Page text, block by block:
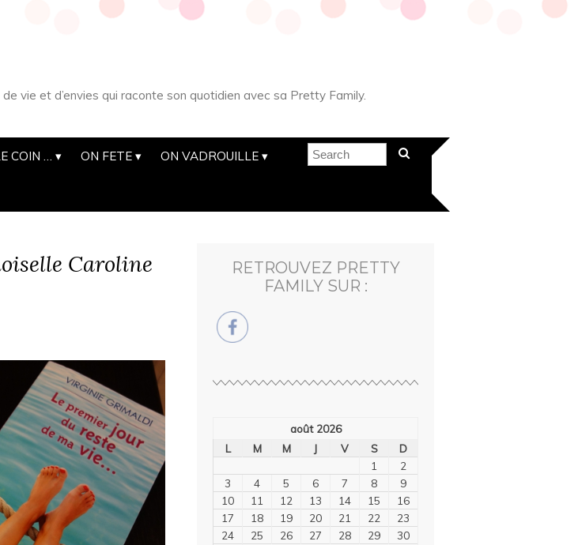
vie et d’envies qui raconte son quotidien avec sa Pretty Family.
COIN … ON FETE ON VADROUILLE
Caroline
RETROUVEZ PRETTY
FAMILY SUR :
août 2026
L
M M J V S
D
1
2
3
4 5 6 7 8
9
10
11 12 13 14 15
16
17
18 19 20 21 22
23
24
25 26 27 28 29
30